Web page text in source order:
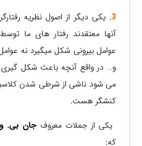
3. یکی دیگر از اصول نظریه
آنها معتقدند رفتار های ما
عوامل بیرونی شکل میگیرد نه
و… در واقع آنچه باعث شکل گیری
می شود ناشی از شرطی شدن
کنشگر هست.
یکی از جملات معروف جان بی.
که: